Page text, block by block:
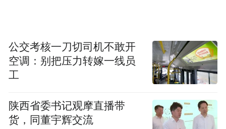
日常保供的主要手段。公司同步备足多层次
负荷调控预案，储备81万千瓦移峰填谷、110
万千瓦需求响应、710万千瓦有序用电可调空
间，确保各类调控手段有备无患。
公交考核一刀切司机不敢开
空调：别把压力转嫁一线员
工
陕西省委书记观摩直播带
货，同董宇辉交流